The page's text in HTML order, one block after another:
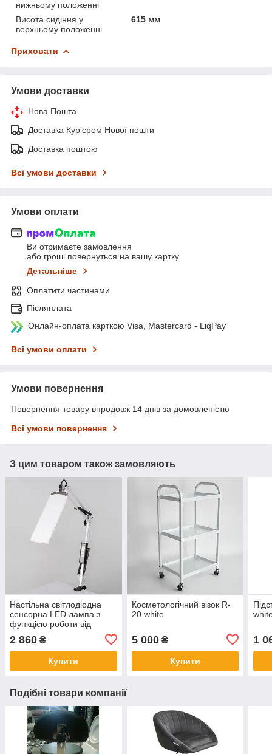
нижньому положенні
Висота сидіння у
верхньому положенні
615 мм
Приховати
Умови доставки
Нова Пошта
Доставка Курʼєром Нової пошти
Доставка поштою
Всі умови доставки
Умови оплати
Ви отримаєте замовлення
або гроші повернуться на вашу картку
Детальніше
Оплатити частинами
Післяплата
Онлайн-оплата карткою Visa, Mastercard - LiqPay
Всі умови оплати
Умови повернення
Повернення товару впродовж 14 днів за домовленістю
Всі умови повернення
З цим товаром також замовляють
Настільна світлодіодна
сенсорна LED лампа з
функцією роботи від
регулюванням світла X-
LED-20 SW
2 860 ₴
Купити
Косметологічний візок R-
20 white
5 000₴
Купити
1
Подібні товари компанії